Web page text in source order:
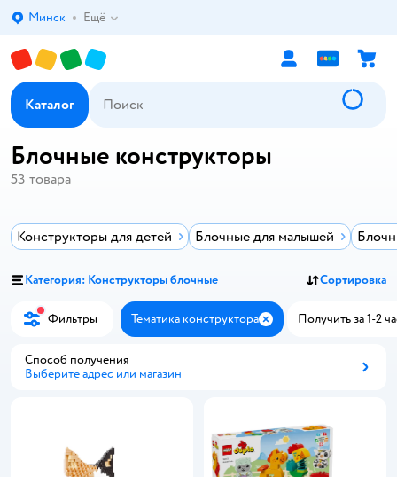
Выбор адреса доставки.
Минск Ещё
Каталог
Блочные конструкторы
53 товара
Конструкторы для детей Блочные для малышей
Категория: Конструкторы блочные Сортировка
Фильтры Тематика конструктора ЗакрытьПолучить за 1-2
Способ получения
Выберите адрес или магазин